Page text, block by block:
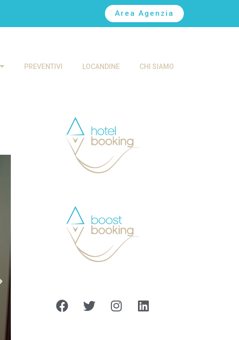
Area Agenzia
PREVENTIVI LOCANDINE CHI SIAMO